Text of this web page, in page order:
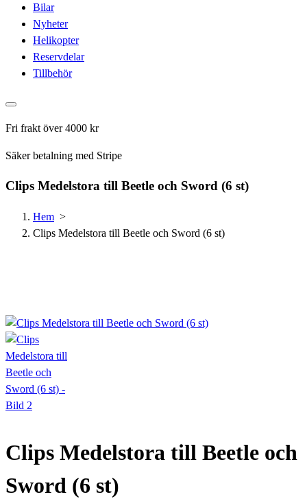
Bilar
Nyheter
Helikopter
Reservdelar
Tillbehör
Fri frakt över 4000 kr
Säker betalning med Stripe
Clips Medelstora till Beetle och Sword (6 st)
Hem >
Clips Medelstora till Beetle och Sword (6 st)
Clips Medelstora till Beetle och
Sword (6 st)